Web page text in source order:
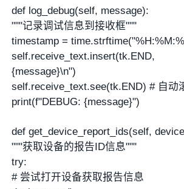
def log_debug(self, message):
"""记录调试信息到接收框"""
timestamp =
self.receive_text.insert(tk.END,
{message}\n")
self.receive_text.see(tk.END) # 自动
print(f"DEBUG: {message}")
def get_device_report_ids(self,
"""获取设备的报告ID信息"""
try:
# 尝试打开设备获取报告信息